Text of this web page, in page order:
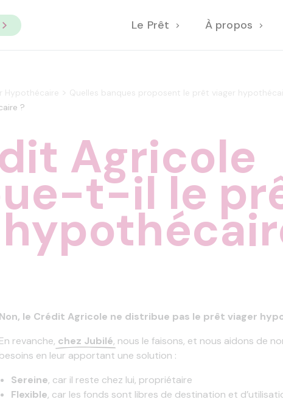
Le Prêt À propos
Hypothécaire Quelles banques proposent le prêt viager
?
Agricole
t-il le
le Crédit Agricole ne distribue pas le prêt viager
revanche, chez Jubilé, nous le faisons, et nous aidons de
en leur apportant une solution :
Sereine, car il reste chez lui, propriétaire
Flexible, car les fonds sont libres de destination et